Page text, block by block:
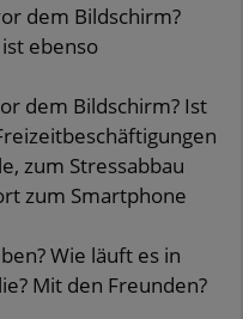
dem Bildschirm?
ebenso
dem Bildschirm? Ist
zum Stressabbau
zum Smartphone
Wie läuft es in
Mit den Freunden?